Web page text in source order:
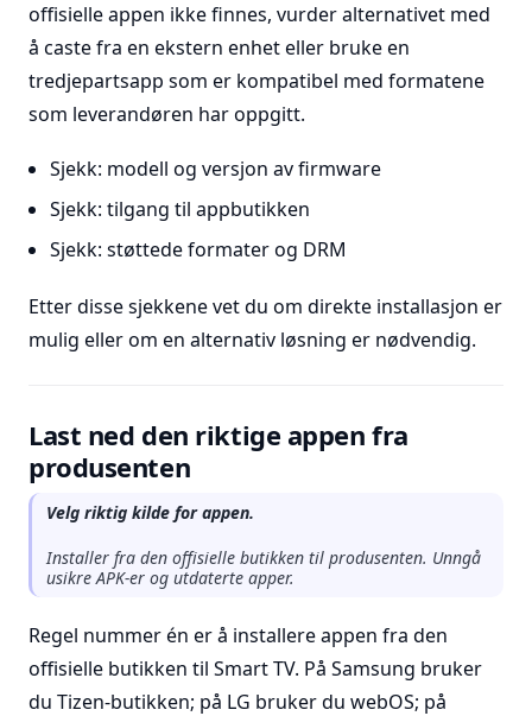
offisielle appen ikke finnes, vurder alternativet med
å caste fra en ekstern enhet eller bruke en
tredjepartsapp som er kompatibel med formatene
som leverandøren har oppgitt.
Sjekk: modell og versjon av firmware
Sjekk: tilgang til appbutikken
Sjekk: støttede formater og DRM
Etter disse sjekkene vet du om direkte installasjon er
mulig eller om en alternativ løsning er nødvendig.
Last ned den riktige appen fra
produsenten
Velg riktig kilde for appen.
Installer fra den offisielle butikken til produsenten. Unngå
usikre APK-er og utdaterte apper.
Regel nummer én er å installere appen fra den
offisielle butikken til Smart TV. På Samsung bruker
du Tizen-butikken; på LG bruker du webOS; på